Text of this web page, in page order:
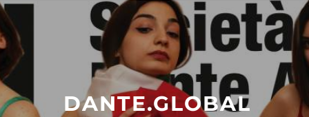
DANTE.GLOBAL